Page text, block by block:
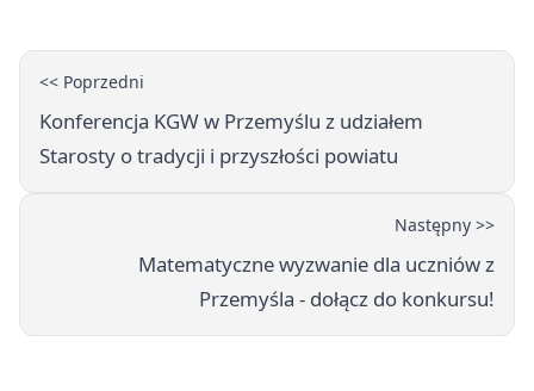
<< Poprzedni
Konferencja KGW w Przemyślu z udziałem
Starosty o tradycji i przyszłości powiatu
Następny >>
Matematyczne wyzwanie dla uczniów z
Przemyśla - dołącz do konkursu!